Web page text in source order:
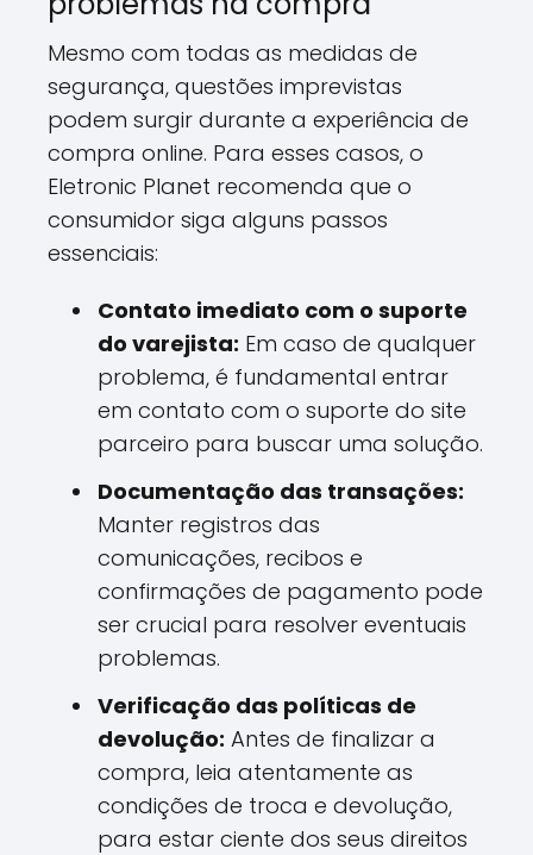
Mesmo com todas as medidas de
segurança, questões imprevistas
podem surgir durante a experiência de
compra online. Para esses casos, o
Eletronic Planet recomenda que o
consumidor siga alguns passos
essenciais:
Contato imediato com o suporte
do varejista: Em caso de qualquer
problema, é fundamental entrar
em contato com o suporte do site
parceiro para buscar uma solução.
Documentação das transações:
Manter registros das
comunicações, recibos e
confirmações de pagamento pode
ser crucial para resolver eventuais
problemas.
Verificação das políticas de
devolução: Antes de finalizar a
compra, leia atentamente as
condições de troca e devolução,
para estar ciente dos seus direitos